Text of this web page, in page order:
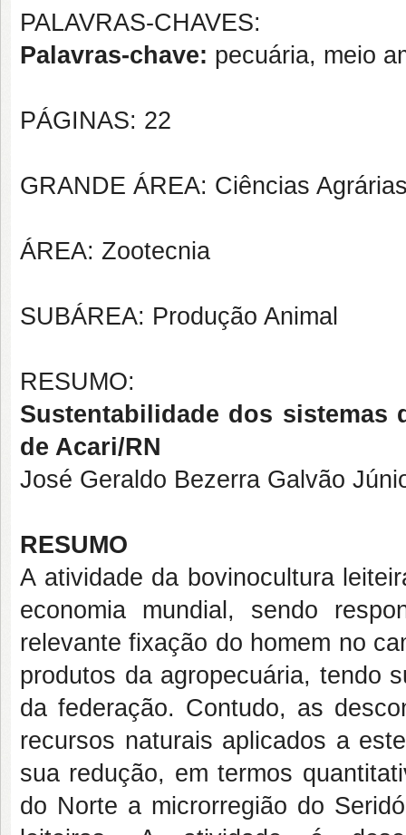
PALAVRAS-CHAVES:
Palavras-chave: pecuária, meio
PÁGINAS: 22
GRANDE ÁREA: Ciências
ÁREA: Zootecnia
SUBÁREA: Produção Animal
RESUMO:
Sustentabilidade dos
de Acari/RN
José Geraldo Bezerra Galvão
RESUMO
A atividade da bovinocultura
economia mundial, sendo
relevante fixação do homem no
produtos da agropecuária, tendo
da federação. Contudo, as
recursos naturais aplicados a
sua redução, em termos
do Norte a microrregião do